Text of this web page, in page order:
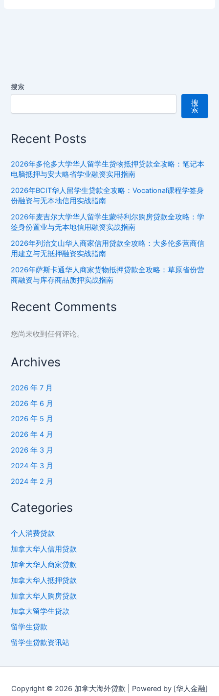
拿
购
贷
全
攻
略：
Richmond
华
人
社
区
房
产
资
资
略
南
搜索
搜
索
Recent Posts
2026年多伦多大学华人留学生货物抵押贷款全攻略：笔记本
电脑抵押与安大略省学业融资实用指南
2026年BCIT华人留学生贷款全攻略：Vocational课程学签身
份融资与无本地信用实战指南
2026年麦吉尔大学华人留学生蒙特利尔购房贷款全攻略：学
签身份置业与无本地信用融资实战指南
2026年列治文山华人商家信用贷款全攻略：大多伦多营商信
用建立与无抵押融资实战指南
2026年萨斯卡通华人商家货物抵押贷款全攻略：草原省份营
商融资与库存商品质押实战指南
Recent Comments
您尚未收到任何评论。
Archives
2026 年 7 月
2026 年 6 月
2026 年 5 月
2026 年 4 月
2026 年 3 月
2024 年 3 月
2024 年 2 月
Categories
个人消费贷款
加拿大华人信用贷款
加拿大华人商家贷款
加拿大华人抵押贷款
加拿大华人购房贷款
加拿大留学生贷款
留学生贷款
留学生贷款资讯站
Copyright © 2026 加拿大海外贷款 | Powered by [华人金融]